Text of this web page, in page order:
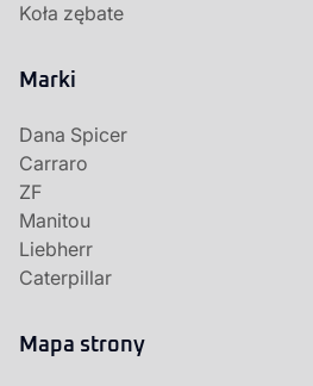
Koła zębate
Marki
Dana Spicer
Carraro
ZF
Manitou
Liebherr
Caterpillar
Mapa strony